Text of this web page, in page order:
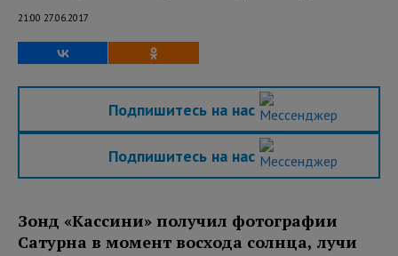
21:00 27.06.2017
Подпишитесь на нас
Подпишитесь на нас
Зонд «Кассини» получил фотографии
Сатурна в момент восхода солнца, лучи